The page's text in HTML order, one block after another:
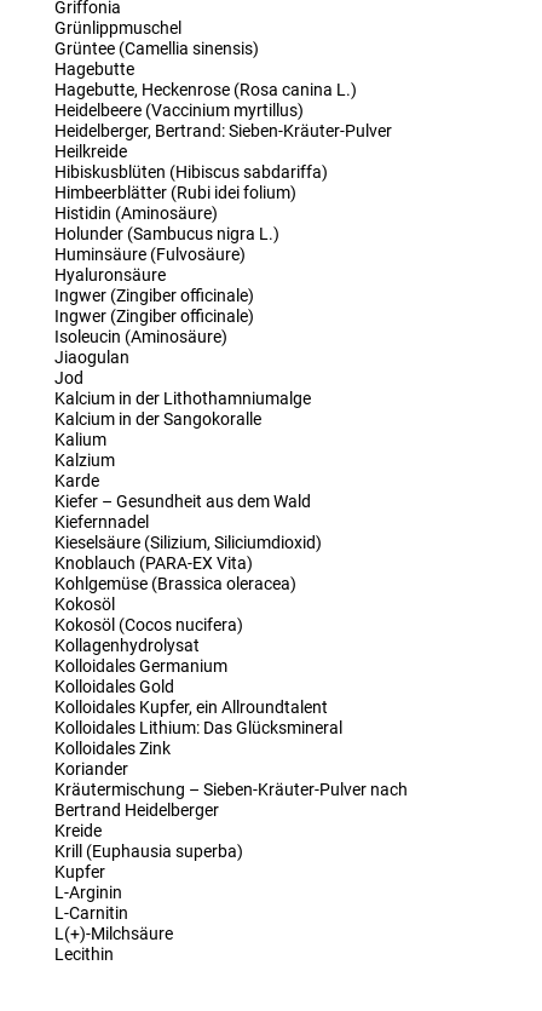
Griffonia
Grünlippmuschel
Grüntee (Camellia sinensis)
Hagebutte
Hagebutte, Heckenrose (Rosa canina L.)
Heidelbeere (Vaccinium myrtillus)
Heidelberger, Bertrand: Sieben-Kräuter-Pulver
Heilkreide
Hibiskusblüten (Hibiscus sabdariffa)
Himbeerblätter (Rubi idei folium)
Histidin (Aminosäure)
Holunder (Sambucus nigra L.)
Huminsäure (Fulvosäure)
Hyaluronsäure
Ingwer (Zingiber officinale)
Ingwer (Zingiber officinale)
Isoleucin (Aminosäure)
Jiaogulan
Jod
Kalcium in der Lithothamniumalge
Kalcium in der Sangokoralle
Kalium
Kalzium
Karde
Kiefer – Gesundheit aus dem Wald
Kiefernnadel
Kieselsäure (Silizium, Siliciumdioxid)
Knoblauch (PARA-EX Vita)
Kohlgemüse (Brassica oleracea)
Kokosöl
Kokosöl (Cocos nucifera)
Kollagenhydrolysat
Kolloidales Germanium
Kolloidales Gold
Kolloidales Kupfer, ein Allroundtalent
Kolloidales Lithium: Das Glücksmineral
Kolloidales Zink
Koriander
Kräutermischung – Sieben-Kräuter-Pulver nach
Bertrand Heidelberger
Kreide
Krill (Euphausia superba)
Kupfer
L-Arginin
L-Carnitin
L(+)-Milchsäure
Lecithin